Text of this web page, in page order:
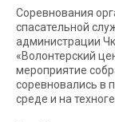
Соревнования
спасательной
администрации
«Волонтерский
мероприятие
соревновались в
среде и на